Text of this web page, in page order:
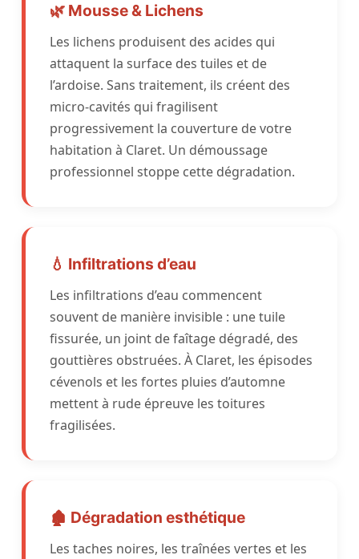
🌿 Mousse & Lichens
Les lichens produisent des acides qui
attaquent la surface des tuiles et de
l’ardoise. Sans traitement, ils créent des
micro-cavités qui fragilisent
progressivement la couverture de votre
habitation à Claret. Un démoussage
professionnel stoppe cette dégradation.
💧 Infiltrations d’eau
Les infiltrations d’eau commencent
souvent de manière invisible : une tuile
fissurée, un joint de faîtage dégradé, des
gouttières obstruées. À Claret, les épisodes
cévenols et les fortes pluies d’automne
mettent à rude épreuve les toitures
fragilisées.
🏚️ Dégradation esthétique
Les taches noires, les traînées vertes et les